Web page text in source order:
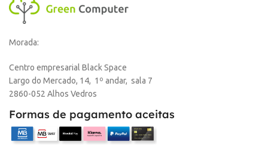
Morada:
Centro empresarial Black Space
Largo do Mercado, 14, 1º andar, sala 7
2860-052 Alhos Vedros
Formas de pagamento aceitas